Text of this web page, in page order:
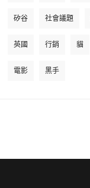
矽谷 社會議題
英國 行銷 貓
電影 黑手